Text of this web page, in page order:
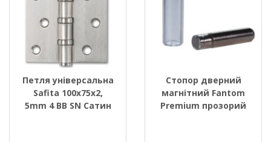
Петля універсальна
Safita 100х75х2,
5mm 4 BB SN Сатин
Стопор дверний
магнітний Fantom
Premium прозорий